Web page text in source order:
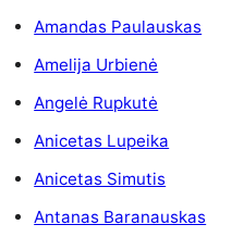
Amandas Paulauskas
Amelija Urbienė
Angelė Rupkutė
Anicetas Lupeika
Anicetas Simutis
Antanas Baranauskas